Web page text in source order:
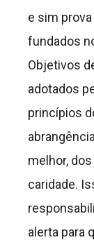
e sim
fundados
Objetivos
adotados
princípios
melhor,
caridade.
alerta para